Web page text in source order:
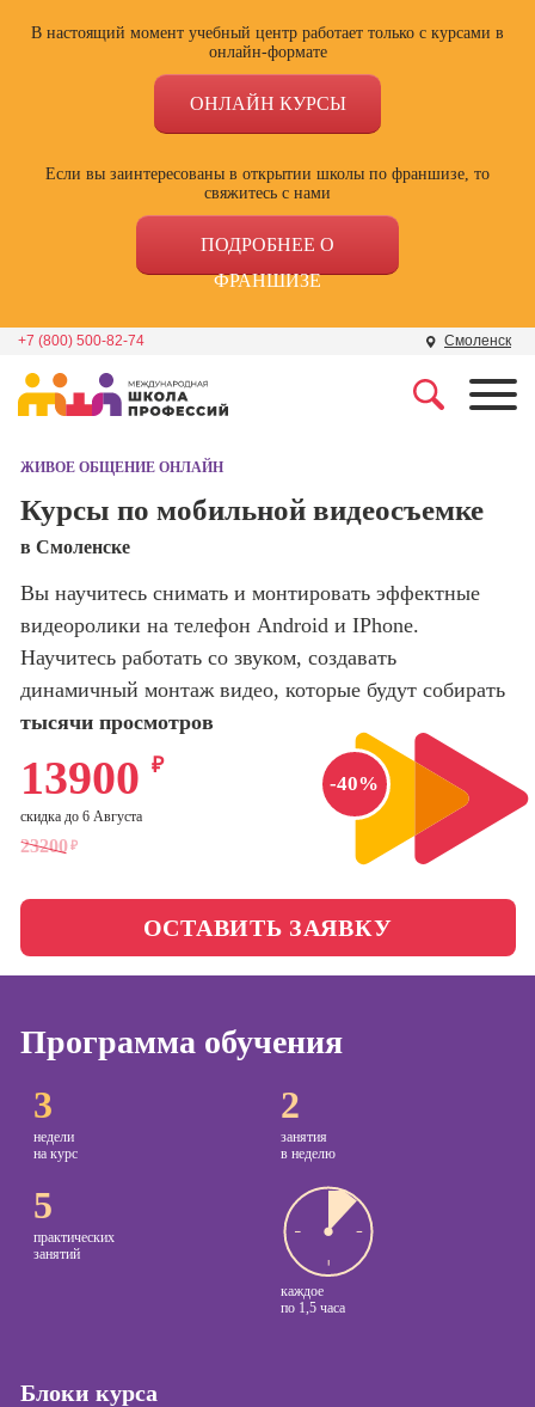
В настоящий момент учебный центр работает только с курсами в
онлайн-формате
ОНЛАЙН КУРСЫ
Если вы заинтересованы в открытии школы по франшизе, то
свяжитесь с нами
ПОДРОБНЕЕ О
ФРАНШИЗЕ
+7 (800) 500-82-74 Смоленск
Школа дизайна
программирования
Школа психологии
Школа актерского
Школа бизнеса и
управления
Фотошкола
Школа медиа
Онлайн-обучение
поисковой
продвижение
сайтов)
Профессия
Интернет-
Профессия
Менеджер по
маркетингу в
социальных
сетях (SMM-
Профессия
ЖИВОЕ ОБЩЕНИЕ ОНЛАЙН
Курсы по мобильной видеосъемке
в Смоленске
Вы научитесь снимать и монтировать эффектные
видеоролики на телефон Android и IPhone.
Научитесь работать со звуком, создавать
динамичный монтаж видео, которые будут собирать
тысячи просмотров
-40%
23200 ₽
13900 ₽
скидка до 6 Августа
ОСТАВИТЬ ЗАЯВКУ
Программа обучения
3
недели
на курс
2
занятия
в неделю
5
практических
занятий
каждое
по 1,5 часа
Блоки курса